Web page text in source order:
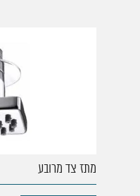
מתז צד מרובע